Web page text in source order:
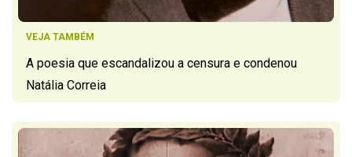
VEJA TAMBÉM
A poesia que escandalizou a censura e condenou
Natália Correia